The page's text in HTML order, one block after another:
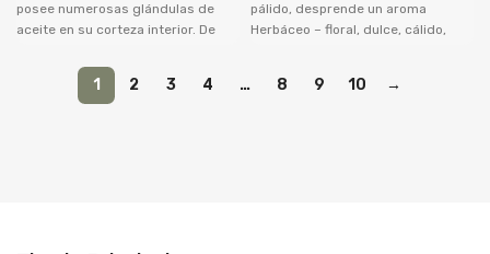
posee numerosas glándulas de
aceite en su corteza interior. De
extraer de mandarina madura o
verde, ambas con los mismos
pálido, desprende un aroma
Herbáceo – floral, dulce, cálido,
de manzanilla se utiliza para el
1 2 3 4 … 8 9 10 →